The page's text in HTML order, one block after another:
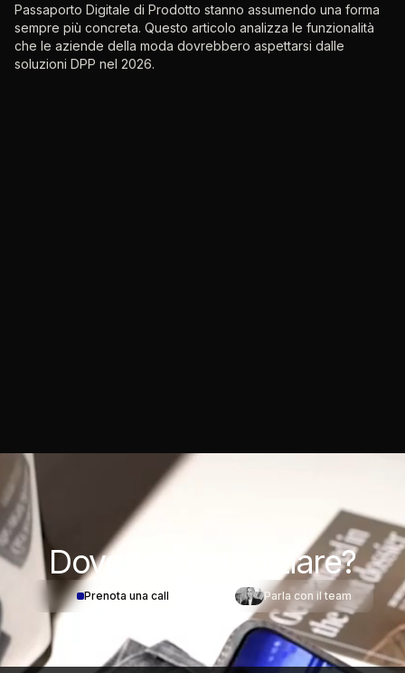
Passaporto Digitale di Prodotto stanno assumendo una forma
sempre più concreta. Questo articolo analizza le funzionalità
che le aziende della moda dovrebbero aspettarsi dalle
soluzioni DPP nel 2026.
Dove vorresti iniziare?
Prenota una call Parla con il team